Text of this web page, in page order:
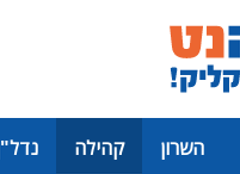
השרון קהילה